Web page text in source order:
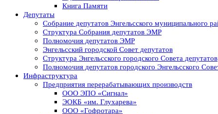
Книга Памяти
Депутаты
Собрание депутатов Энгельсского муниципального
Структура Собрания депутатов ЭМР
Полномочия депутатов ЭМР
Энгельсский городской Совет депутатов
Структура Энгельсского городского Совета депутатов
Полномочия депутатов городского Энгельсского
Инфраструктура
Предприятия перерабатывающих производств
ООО ЭПО «Сигнал»
ЭОКБ «им. Глухарева»
ООО «Гофротара»